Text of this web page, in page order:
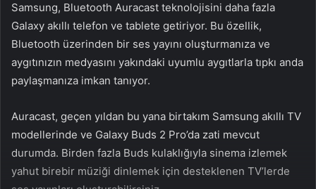
m
e
k
Samsung, Bluetooth Auracast teknolojisini daha fazla
Galaxy akıllı telefon ve tablete getiriyor. Bu özellik,
Bluetooth üzerinden bir ses yayını oluşturmanıza ve
aygıtınızın medyasını yakındaki uyumlu aygıtlarla tıpkı anda
paylaşmanıza imkan tanıyor.
Auracast, geçen yıldan bu yana birtakım Samsung akıllı TV
modellerinde ve Galaxy Buds 2 Pro’da zati mevcut
durumda. Birden fazla Buds kulaklığıyla sinema izlemek
yahut birebir müziği dinlemek için desteklenen TV’lerde